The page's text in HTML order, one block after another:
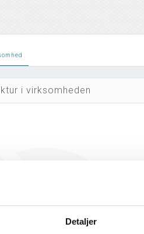
Detaljer
i virksomheden
data om deres
ejerstruktur.